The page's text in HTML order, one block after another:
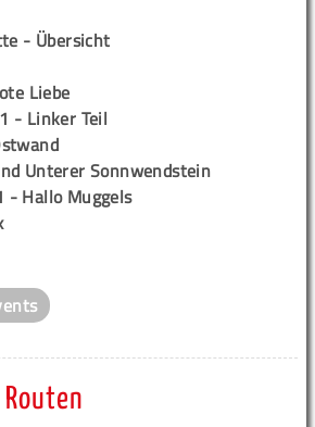
- Übersicht
Liebe
- Linker Teil
Unterer Sonnwendstein
- Hallo Muggels